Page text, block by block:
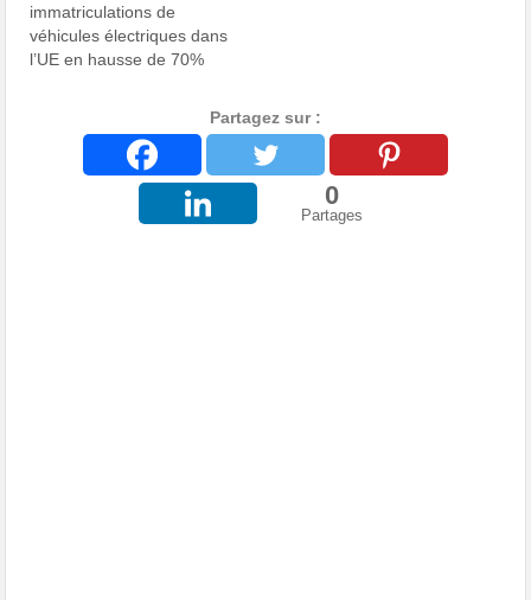
immatriculations de
véhicules électriques dans
l’UE en hausse de 70%
Partagez sur :
0
Partages